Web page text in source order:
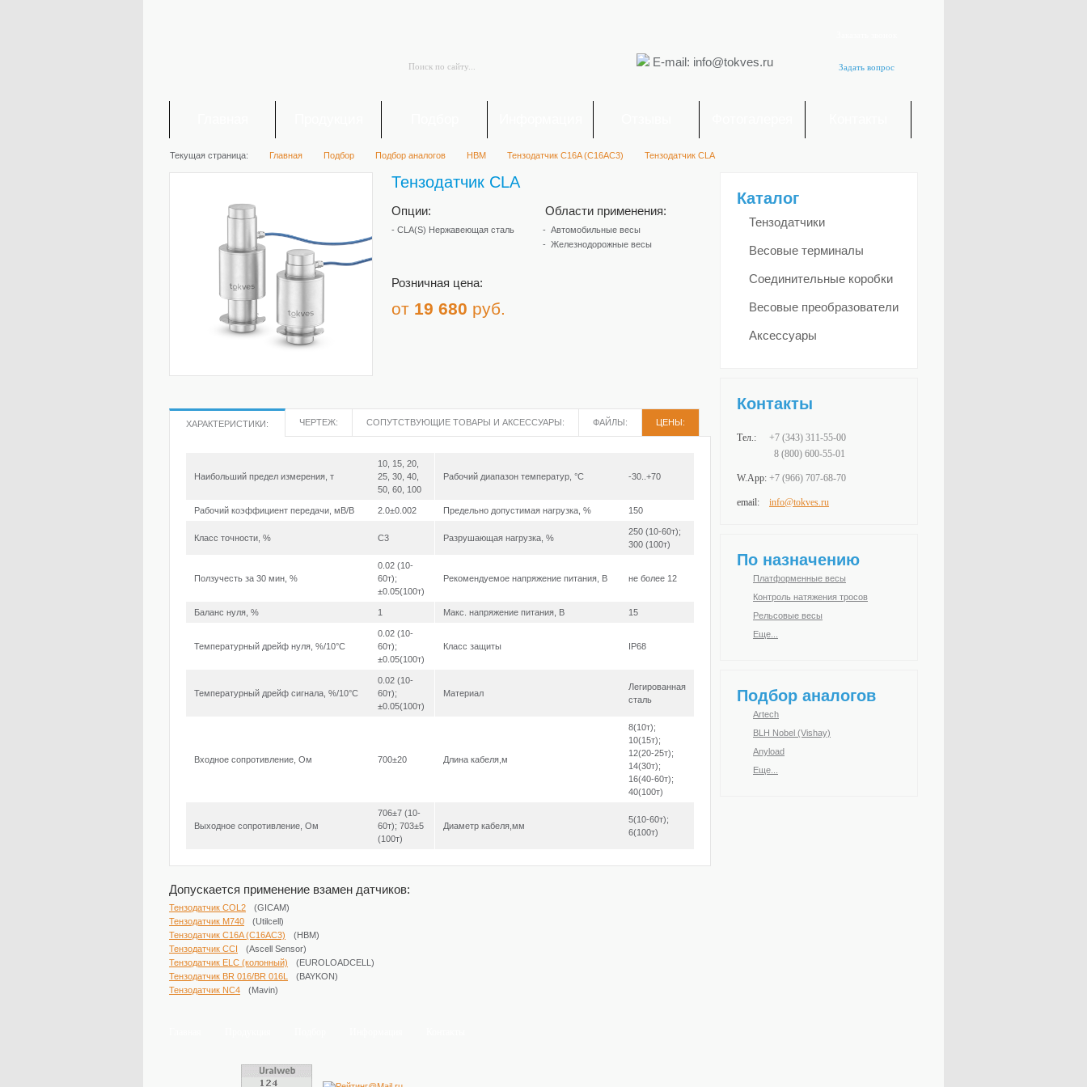
Задать вопрос
E-mail: info@tokves.ru
Текущая страница: Главная Подбор Подбор аналогов HBM Тензодатчик C16A (C16AC3) Тензодатчик CLA
Тензодатчик CLA
Опции:
- CLA(S) Нержавеющая сталь
Области применения:
Автомобильные весы
Железнодорожные весы
Розничная цена:
от 19 680 руб.
ХАРАКТЕРИСТИКИ: ЧЕРТЕЖ: СОПУТСТВУЮЩИЕ ТОВАРЫ И АКСЕССУАРЫ: ФАЙЛЫ: ЦЕНЫ:
Наибольший предел измерения, т
10, 15, 20,
25, 30, 40,
50, 60, 100
Рабочий диапазон температур, °С -30..+70
Рабочий коэффициент передачи, мВ/В 2.0±0.002 Предельно допустимая нагрузка, % 150
Класс точности, % C3 Разрушающая нагрузка, %
250 (10-60т);
300 (100т)
Ползучесть за 30 мин, %
0.02 (10-
60т);
±0.05(100т)
Рекомендуемое напряжение питания, В не более 12
Баланс нуля, % 1 Макс. напряжение питания, В 15
Температурный дрейф нуля, %/10°С
0.02 (10-
60т);
±0.05(100т)
Класс защиты IP68
Температурный дрейф сигнала, %/10°С
0.02 (10-
60т);
±0.05(100т)
Материал
Легированная
сталь
Входное сопротивление, Ом 700±20 Длина кабеля,м
8(10т);
10(15т);
12(20-25т);
14(30т);
16(40-60т);
40(100т)
Выходное сопротивление, Ом
706±7 (10-
60т); 703±5
(100т)
Диаметр кабеля,мм
5(10-60т);
6(100т)
Допускается применение взамен датчиков:
Тензодатчик COL2
(GICAM)
Тензодатчик M740
(Utilcell)
Тензодатчик C16A (C16AC3)
(HBM)
Тензодатчик ССI
(Ascell Sensor)
Тензодатчик ELC (колонный)
(EUROLOADCELL)
Тензодатчик BR 016/BR 016L
(BAYKON)
Тензодатчик NC4
(Mavin)
Каталог
Тензодатчики
Весовые терминалы
Соединительные коробки
Весовые преобразователи
Аксессуары
Контакты
Тел.: +7 (343) 311-55-00
8 (800) 600-55-01
W.App: +7 (966) 707-68-70
email: info@tokves.ru
По назначению
Платформенные весы
Контроль натяжения тросов
Рельсовые весы
Еще...
Подбор аналогов
Artech
BLH Nobel (Vishay)
Anyload
Еще...